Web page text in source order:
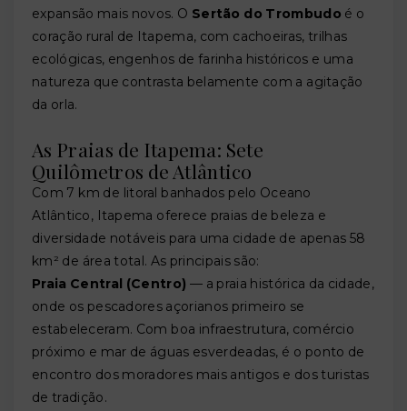
expansão mais novos. O Sertão do Trombudo é o
coração rural de Itapema, com cachoeiras, trilhas
ecológicas, engenhos de farinha históricos e uma
natureza que contrasta belamente com a agitação
da orla.
As Praias de Itapema: Sete
Quilômetros de Atlântico
Com 7 km de litoral banhados pelo Oceano
Atlântico, Itapema oferece praias de beleza e
diversidade notáveis para uma cidade de apenas 58
km² de área total. As principais são:
Praia Central (Centro) — a praia histórica da cidade,
onde os pescadores açorianos primeiro se
estabeleceram. Com boa infraestrutura, comércio
próximo e mar de águas esverdeadas, é o ponto de
encontro dos moradores mais antigos e dos turistas
de tradição.